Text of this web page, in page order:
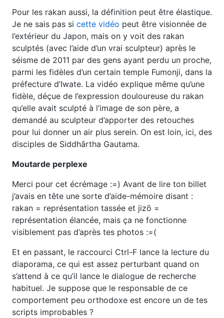
Pour les rakan aussi, la définition peut être élastique.
Je ne sais pas si cette vidéo peut être visionnée de
l’extérieur du Japon, mais on y voit des rakan
sculptés (avec l’aide d’un vrai sculpteur) après le
séisme de 2011 par des gens ayant perdu un proche,
parmi les fidèles d’un certain temple Fumonji, dans la
préfecture d’Iwate. La vidéo explique même qu’une
fidèle, déçue de l’expression douloureuse du rakan
qu’elle avait sculpté à l’image de son père, a
demandé au sculpteur d’apporter des retouches
pour lui donner un air plus serein. On est loin, ici, des
disciples de Siddhārtha Gautama.
Moutarde perplexe
Merci pour cet écrémage :=) Avant de lire ton billet
j’avais en tête une sorte d’aide-mémoire disant :
rakan = représentation tassée et jizō =
représentation élancée, mais ça ne fonctionne
visiblement pas d’après tes photos :=(
Et en passant, le raccourci Ctrl-F lance la lecture du
diaporama, ce qui est assez perturbant quand on
s’attend à ce qu’il lance le dialogue de recherche
habituel. Je suppose que le responsable de ce
comportement peu orthodoxe est encore un de tes
scripts improbables ?